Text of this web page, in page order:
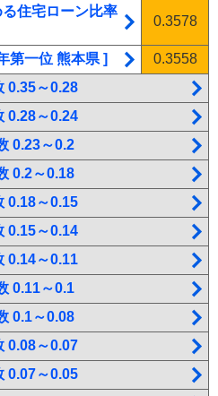
住宅ローン比率
0.3578
第一位 熊本県 ]
0.3558
0.35～0.28
0.28～0.24
0.23～0.2
0.2～0.18
0.18～0.15
0.15～0.14
0.14～0.11
0.11～0.1
0.1～0.08
0.08～0.07
0.07～0.05